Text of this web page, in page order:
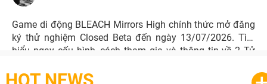
Game di động BLEACH Mirrors High chính thức mở đăng
ký thử nghiệm Closed Beta đến ngày 13/07/2026. Tìm
hiểu ngay cấu hình, cách tham gia và thông tin về 2 Tử